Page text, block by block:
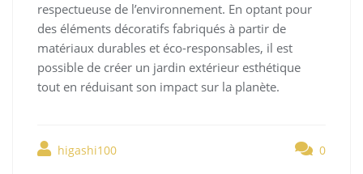
respectueuse de l’environnement. En optant pour
des éléments décoratifs fabriqués à partir de
matériaux durables et éco-responsables, il est
possible de créer un jardin extérieur esthétique
tout en réduisant son impact sur la planète.
higashi100 0